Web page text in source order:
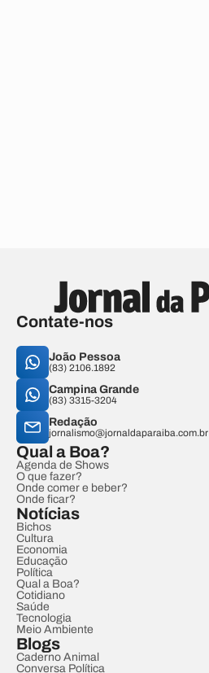
Contate-nos
João Pessoa
(83) 2106.1892
Campina Grande
(83) 3315-3204
Redação
jornalismo@jornaldaparaiba.com.br
Qual a Boa?
Agenda de Shows
O que fazer?
Onde comer e beber?
Onde ficar?
Notícias
Bichos
Cultura
Economia
Educação
Política
Qual a Boa?
Cotidiano
Saúde
Tecnologia
Meio Ambiente
Blogs
Caderno Animal
Conversa Política